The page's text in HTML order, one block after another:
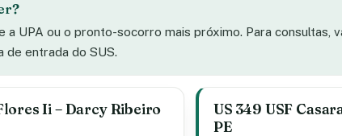
UPA ou o pronto-socorro mais próximo. Para consultas,
de entrada do SUS.
Ii – Darcy Ribeiro
US 349 USF
PE